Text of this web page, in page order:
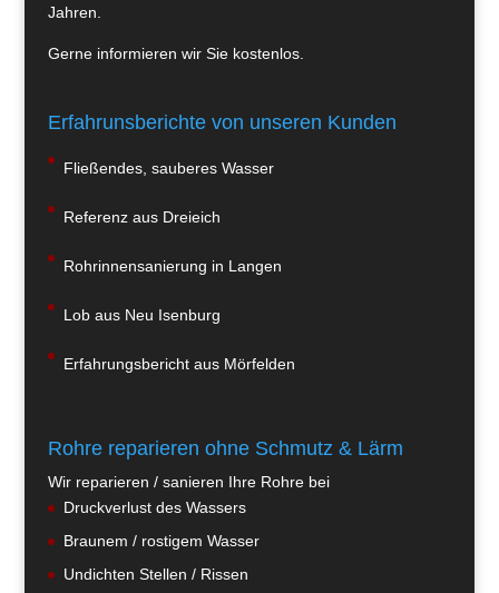
Jahren.
Gerne informieren wir Sie kostenlos.
Erfahrunsberichte von unseren Kunden
Fließendes, sauberes Wasser
Referenz aus Dreieich
Rohrinnensanierung in Langen
Lob aus Neu Isenburg
Erfahrungsbericht aus Mörfelden
Rohre reparieren ohne Schmutz & Lärm
Wir reparieren / sanieren Ihre Rohre bei
Druckverlust des Wassers
Braunem / rostigem Wasser
Undichten Stellen / Rissen